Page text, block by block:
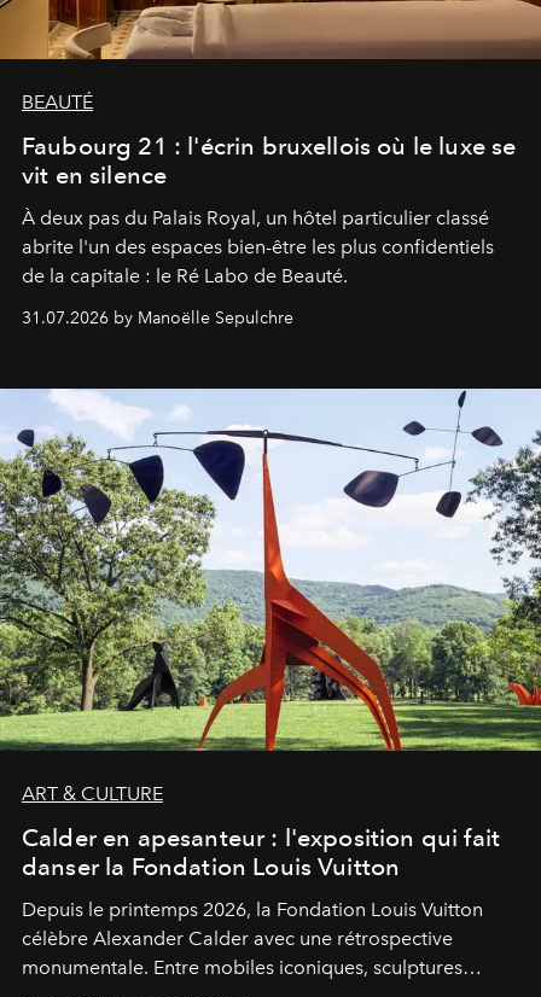
BEAUTÉ
Faubourg 21 : l'écrin bruxellois où le luxe se
vit en silence
À deux pas du Palais Royal, un hôtel particulier classé
abrite l'un des espaces bien-être les plus confidentiels
de la capitale : le Ré Labo de Beauté.
31.07.2026 by Manoëlle Sepulchre
ART & CULTURE
Calder en apesanteur : l'exposition qui fait
danser la Fondation Louis Vuitton
Depuis le printemps 2026, la Fondation Louis Vuitton
célèbre Alexander Calder avec une rétrospective
monumentale. Entre mobiles iconiques, sculptures